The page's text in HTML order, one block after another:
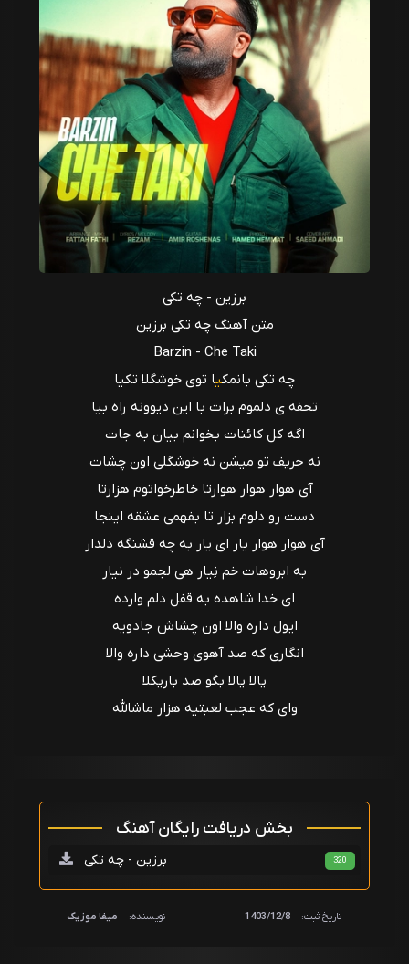
برزین - چه تکی
متن آهنگ چه تکی برزین
Barzin - Che Taki
چه تکی بانمکیا توی خوشگلا تکیا
تحفه ی دلموم برات با این دیوونه راه بیا
اگه کل کائنات بخوانم بیان به جات
نه حریف تو میشن نه خوشگلی اون چشات
آی هوار هوار هوارتا خاطرخواتوم هزارتا
دست رو دلوم بزار تا بفهمی عشقه اینجا
آی هوار هوار یار ای یار به چه قشنگه دلدار
به ابروهات خم نِیار هی لجمو در نیار
ای خدا شاهده به قفل دلم وارده
ایول داره والا اون چشاش جادویه
انگاری که صد آهوی وحشی داره والا
یالا یالا بگو صد باریکلا
وای که عجب لعبتیه هزار ماشالله
بخش دریافت رایگان آهنگ
برزین - چه تکی 320
تاریخ ثبت: 1403/12/8 نویسنده: میفا موزیک